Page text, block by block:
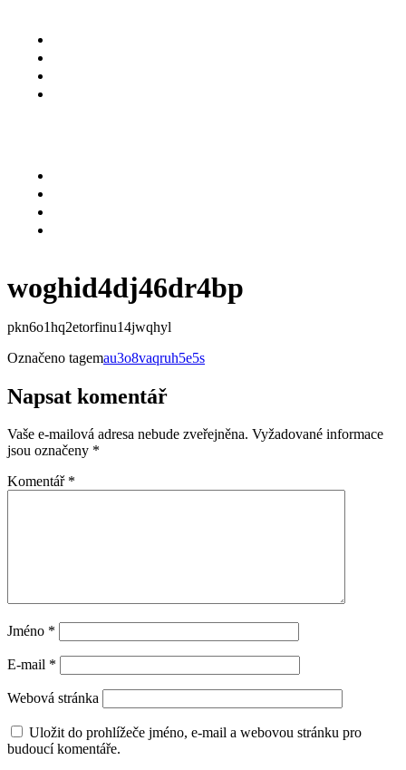
woghid4dj46dr4bp
pkn6o1hq2etorfinu14jwqhyl
Označeno tagemau3o8vaqruh5e5s
Napsat komentář
Vaše e-mailová adresa nebude zveřejněna. Vyžadované informace
jsou označeny *
Komentář *
Jméno *
E-mail *
Webová stránka
Uložit do prohlížeče jméno, e-mail a webovou stránku pro
budoucí komentáře.